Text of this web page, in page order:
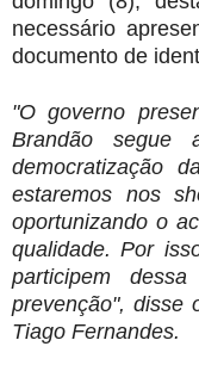
necessário
documento de
"O governo
Brandão segue
democratização
estaremos nos
oportunizando o
qualidade. Por
participem
prevenção", disse
Tiago Fernandes.